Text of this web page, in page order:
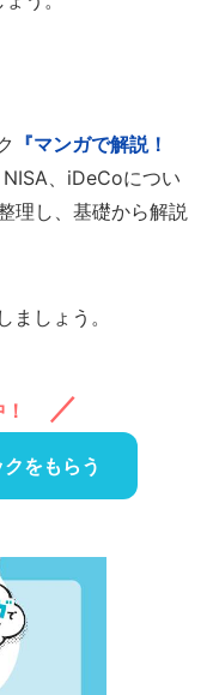
『マンガで解説！
、iDeCoについ
理し、基礎から解説
しょう。
をもらう